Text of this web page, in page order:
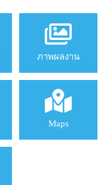
ภาพผลงาน
Maps